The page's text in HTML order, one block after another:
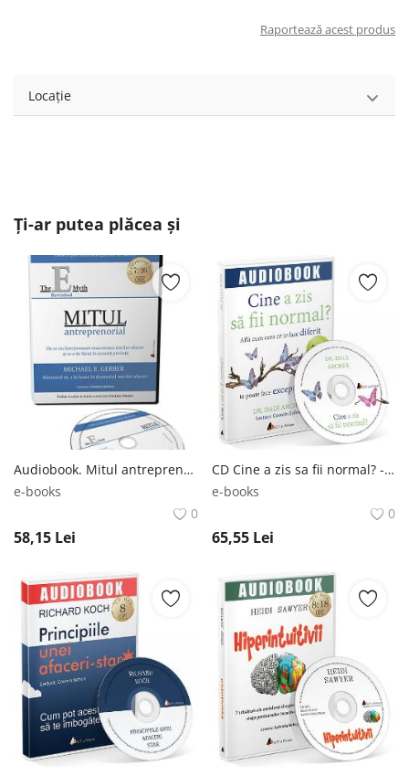
Raportează acest produs
Locație
Ți-ar putea plăcea și
Audiobook. Mitul antreprenorial - Michael E. Gerber Michael E. Gerber
e-books
0
58,15 Lei
CD Cine a zis sa fii normal? - Dale Archer Dale Archer
e-books
0
65,55 Lei